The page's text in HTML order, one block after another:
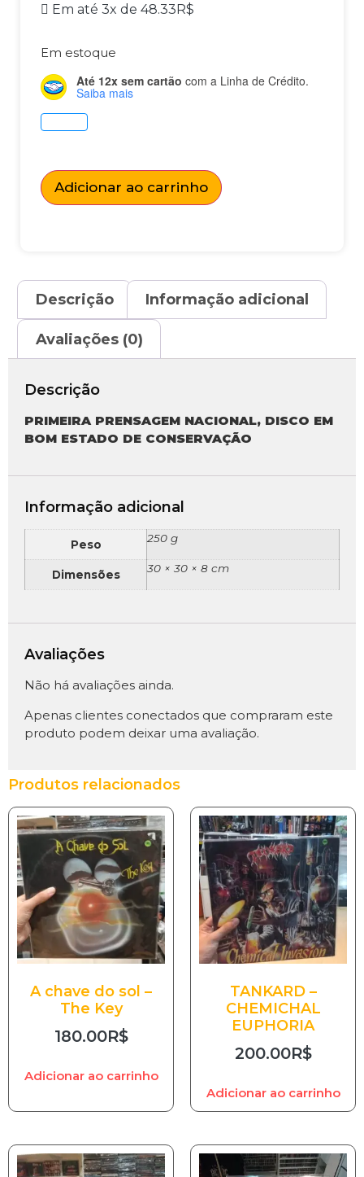
Em até 3x de 48.33R$
Em estoque
Até 12x sem cartão com a Linha de Crédito.
Saiba mais
Adicionar ao carrinho
Descrição Informação adicional
Avaliações (0)
Descrição
PRIMEIRA PRENSAGEM NACIONAL, DISCO EM
BOM ESTADO DE CONSERVAÇÃO
Informação adicional
Peso 250 g
Dimensões 30 × 30 × 8 cm
Avaliações
Não há avaliações ainda.
Apenas clientes conectados que compraram este
produto podem deixar uma avaliação.
Produtos relacionados
A chave do sol –
The Key
180.00R$
Adicionar ao carrinho
TANKARD –
CHEMICHAL
EUPHORIA
200.00R$
Adicionar ao carrinho